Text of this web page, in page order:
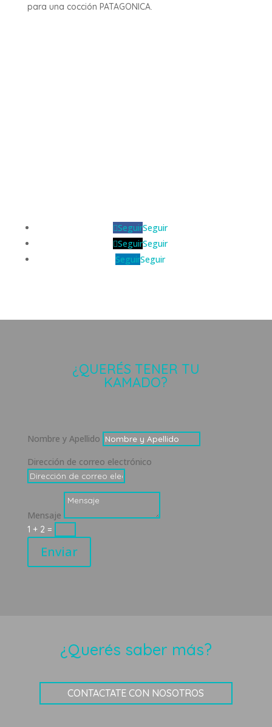
para una cocción PATAGONICA.
SeguirSeguir
SeguirSeguir
SeguirSeguir
¿QUERÉS TENER TU
KAMADO?
Nombre y Apellido
Dirección de correo electrónico
Mensaje
1 + 2 =
Enviar
¿Querés saber más?
CONTACTATE CON NOSOTROS